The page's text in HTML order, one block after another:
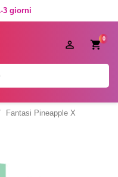
3 giorni
0

Fantasi Pineapple X